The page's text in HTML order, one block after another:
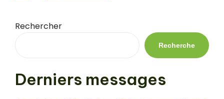
Cher
Une
Économique
et
Rechercher
Recherche
Derniers messages